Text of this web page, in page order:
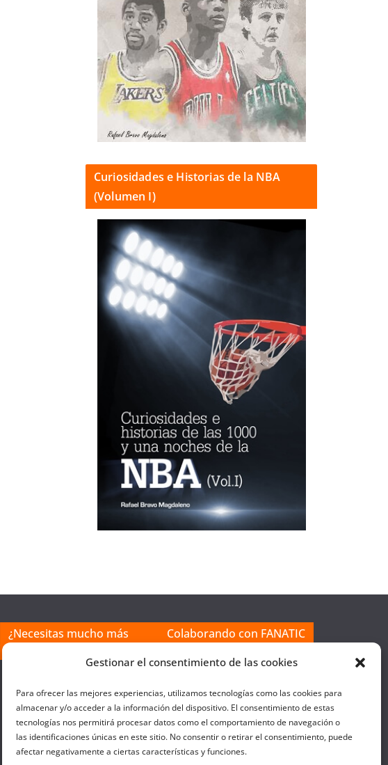
Gestionar el consentimiento de las cookies
Para ofrecer las mejores experiencias, utilizamos tecnologías como las cookies para
almacenar y/o acceder a la información del dispositivo. El consentimiento de estas
tecnologías nos permitirá procesar datos como el comportamiento de navegación o
las identificaciones únicas en este sitio. No consentir o retirar el consentimiento, puede
afectar negativamente a ciertas características y funciones.
Curiosidades e Historias de la NBA
(Volumen I)
¿Necesitas mucho más
excel?
Colaborando con FANATIC